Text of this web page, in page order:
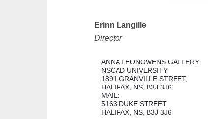
Erinn Langille
Director
ANNA LEONOWENS GALLERY
NSCAD UNIVERSITY
1891 GRANVILLE STREET,
HALIFAX, NS, B3J 3J6
MAIL:
5163 DUKE STREET
HALIFAX, NS, B3J 3J6